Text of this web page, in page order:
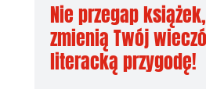
Nie przegap
zmienią Twój
literacką przygodę!